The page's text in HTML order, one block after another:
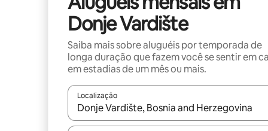
Donje Vardište
Saiba mais sobre aluguéis por temporada de
longa duração que fazem você se sentir em
em estadias de um mês ou mais.
Localização
Quando os resultados estiverem disponíveis,